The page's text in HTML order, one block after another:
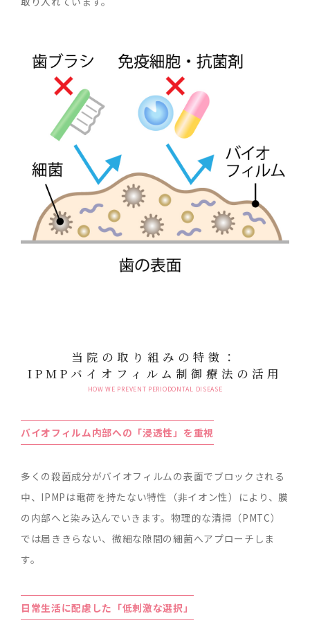
当院の取り組みの特徴：
IPMPバイオフィルム制御療法の活用
HOW WE PREVENT PERIODONTAL DISEASE
バイオフィルム内部への「浸透性」を重視
多くの殺菌成分がバイオフィルムの表面でブロックされる
中、IPMPは電荷を持たない特性（非イオン性）により、膜
の内部へと染み込んでいきます。物理的な清掃（PMTC）
では届ききらない、微細な隙間の細菌へアプローチしま
す。
日常生活に配慮した「低刺激な選択」